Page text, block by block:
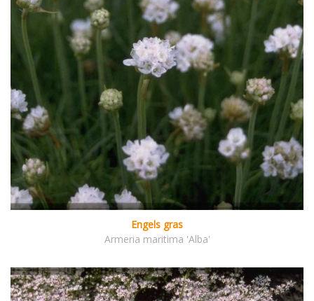
Engels gras
Armeria maritima 'Alba'